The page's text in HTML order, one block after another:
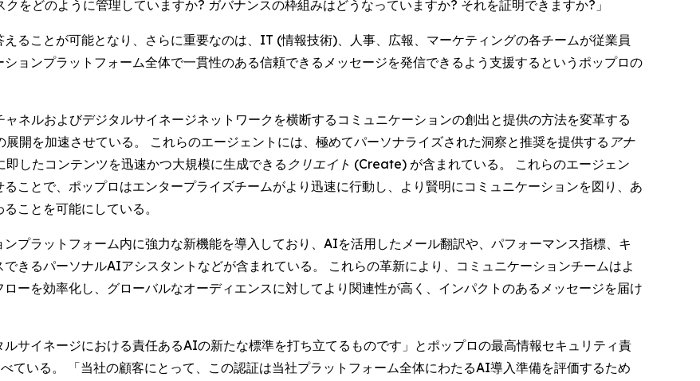
をどのように管理していますか? ガバナンスの枠組みはどうなっていますか? それを証明できますか?」
ることが可能となり、さらに重要なのは、IT (情報技術)、人事、広報、マーケティングの各チームが従業員
ョンプラットフォーム全体で一貫性のある信頼できるメッセージを発信できるよう支援するというポップロの
ネルおよびデジタルサイネージネットワークを横断するコミュニケーションの創出と提供の方法を変革する
開を加速させている。 これらのエージェントには、極めてパーソナライズされた洞察と推奨を提供する アナ
したコンテンツを迅速かつ大規模に生成できる クリエイト (Create) が含まれている。 これらのエージェン
ことで、ポップロはエンタープライズチームがより迅速に行動し、より賢明にコミュニケーションを図り、あ
ことを可能にしている。
プラットフォーム内に強力な新機能を導入しており、AIを活用したメール翻訳や、パフォーマンス指標、キ
きるパーソナルAIアシスタントなどが含まれている。 これらの革新により、コミュニケーションチームはよ
ーを効率化し、グローバルなオーディエンスに対してより関連性が高く、インパクトのあるメッセージを届け
サイネージにおける責任あるAIの新たな標準を打ち立てるものです」とポップロの最高情報セキュリティ責
ている。 「当社の顧客にとって、この認証は当社プラットフォーム全体にわたるAI導入準備を評価するため